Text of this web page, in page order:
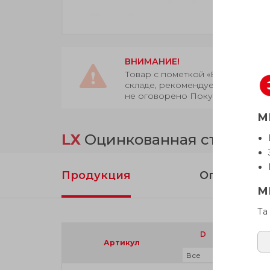
ВНИМАНИЕ!
Товар с пометкой «Есть в
складе, рекомендуем уточнить
не оговорено Покупателем.
LX Оцинкованная сталь
Продукция Описание
Артикул
D
Та